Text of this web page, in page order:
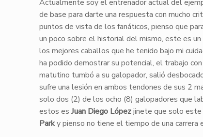
Actualmente soy el entrenador actual del
de base para darte una respuesta con mucho
puntos de vista de los fanáticos, pienso que
un poco sobre el historial del mismo, este es
los mejores caballos que he tenido bajo mi
ha podido demostrar su potencial, el trabajo
matutino tumbó a su galopador, salió
sufre una lesión en ambos tendones de sus 2
solo dos (2) de los ocho (8) galopadores que
estos es Juan Diego Lópezjinete que solo este
Parky pienso no tiene el tiempo de una carrera